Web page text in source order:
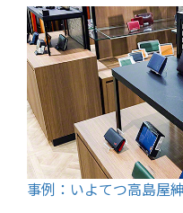
事例：いよてつ高島屋